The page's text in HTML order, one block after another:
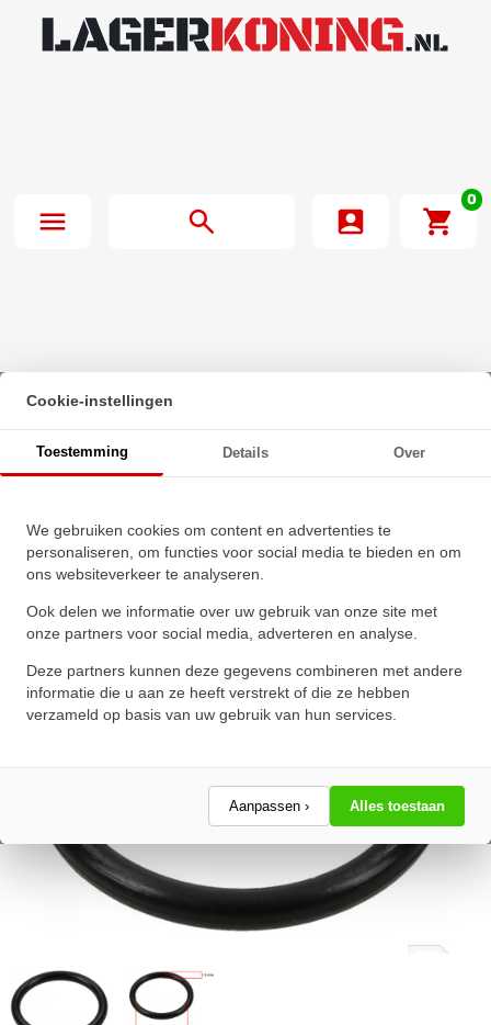
0
Beginpagina· O-Ring 38X2.5mm NBR 70
Cookie-instellingen
Toestemming Details Over
We gebruiken cookies om content en advertenties te
personaliseren, om functies voor social media te bieden en om
ons websiteverkeer te analyseren.
Ook delen we informatie over uw gebruik van onze site met
onze partners voor social media, adverteren en analyse.
Deze partners kunnen deze gegevens combineren met andere
informatie die u aan ze heeft verstrekt of die ze hebben
verzameld op basis van uw gebruik van hun services.
Aanpassen › Alles toestaan
★★★★★
★★★★★
Schrijf een review!